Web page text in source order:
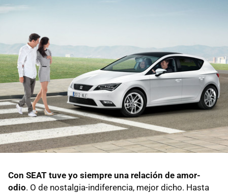
Con SEAT tuve yo siempre una relación de amor-
odio. O de nostalgia-indiferencia, mejor dicho. Hasta